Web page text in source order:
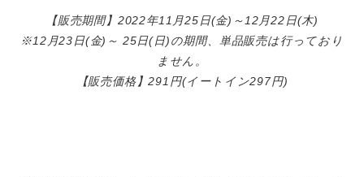
【販売期間】2022年11月25日(金)～12月22日(木)
※12月23日(金)～ 25日(日)の期間、単品販売は行っており
ません。
【販売価格】291円(イートイン297円)